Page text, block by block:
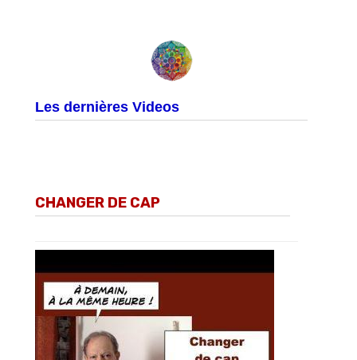
Les dernières Videos
CHANGER DE CAP